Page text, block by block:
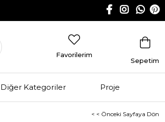
Sepetim
Favorilerim
Diğer Kategoriler Proje
< < Önceki Sayfaya Dön